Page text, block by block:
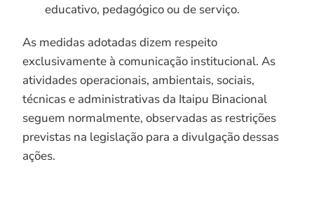
educativo, pedagógico ou de serviço.
As medidas adotadas dizem respeito
exclusivamente à comunicação institucional. As
atividades operacionais, ambientais, sociais,
técnicas e administrativas da Itaipu Binacional
seguem normalmente, observadas as restrições
previstas na legislação para a divulgação dessas
ações.